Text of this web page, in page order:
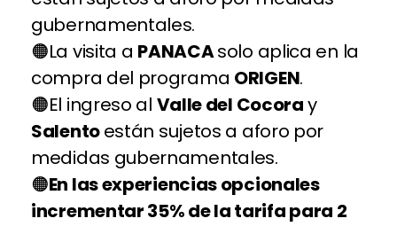
gubernamentales.
La visita a PANACAsolo aplica en la
compra del programa ORIGEN.
El ingreso al Valle del Cocoray
Salentoestán sujetos a aforo por
medidas gubernamentales.
En las experiencias opcionales
incrementar 35% de la tarifa para 2